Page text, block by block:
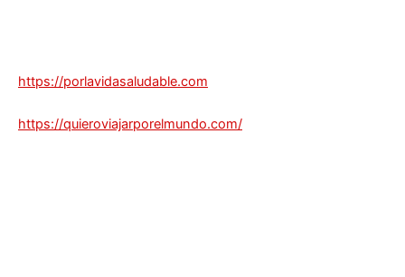
https://porlavidasaludable.com
https://quieroviajarporelmundo.com/